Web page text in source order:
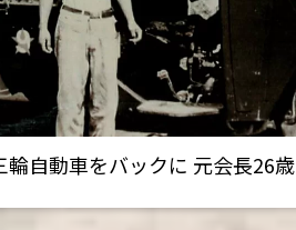
自動車をバックに 元会長26歳